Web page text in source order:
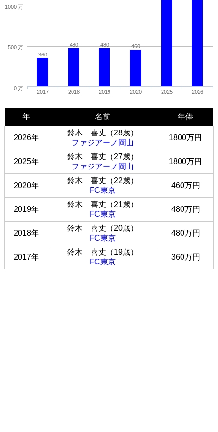
360
480 480 460
2017 2018 2019 2020 2025 2026
0 万
500 万
1000 万
年 名前 年俸
2026年
鈴木 喜丈（28歳）
ファジアーノ岡山
1800万円
2025年
鈴木 喜丈（27歳）
ファジアーノ岡山
1800万円
2020年
鈴木 喜丈（22歳）
FC東京
460万円
2019年
鈴木 喜丈（21歳）
FC東京
480万円
2018年
鈴木 喜丈（20歳）
FC東京
480万円
2017年
鈴木 喜丈（19歳）
FC東京
360万円